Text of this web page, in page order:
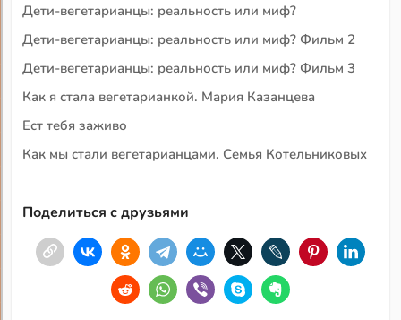
Дети-вегетарианцы: реальность или миф?
Дети-вегетарианцы: реальность или миф? Фильм 2
Дети-вегетарианцы: реальность или миф? Фильм 3
Как я стала вегетарианкой. Мария Казанцева
Ест тебя заживо
Как мы стали вегетарианцами. Семья Котельниковых
Поделиться с друзьями